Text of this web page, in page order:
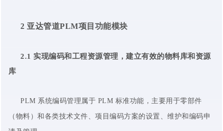
2 亚达管道PLM项目功能模块
2.1 实现编码和工程资源管理 ，建立有效的物料库和资源
库
PLM 系统编码管理属于 PLM 标准功能，主要用于零部件
（物料）和各类技术文件、项目编码方案的设置、维护和编码申